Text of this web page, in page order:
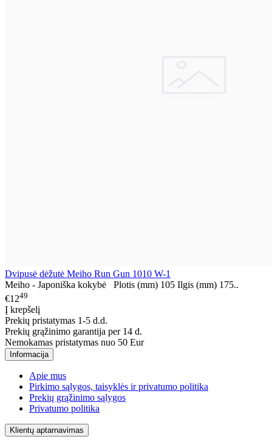
Dvipusė dėžutė Meiho Run Gun 1010 W-1
Meiho - Japoniška kokybė Plotis (mm) 105 Ilgis (mm) 175..
€1249
Į krepšelį
Prekių pristatymas 1-5 d.d.
Prekių grąžinimo garantija per 14 d.
Nemokamas pristatymas nuo 50 Eur
Informacija
Apie mus
Pirkimo sąlygos, taisyklės ir privatumo politika
Prekių grąžinimo sąlygos
Privatumo politika
Klientų aptarnavimas